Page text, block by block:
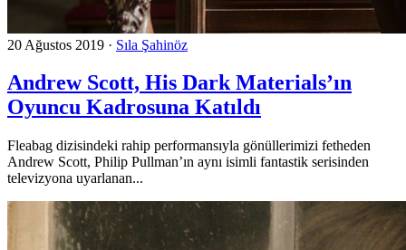
20 Ağustos 2019 · Sıla Şahinöz
Andrew Scott, His Dark Materials’ın
Oyuncu Kadrosuna Katıldı
Fleabag dizisindeki rahip performansıyla gönüllerimizi fetheden
Andrew Scott, Philip Pullman’ın aynı isimli fantastik serisinden
televizyona uyarlanan...